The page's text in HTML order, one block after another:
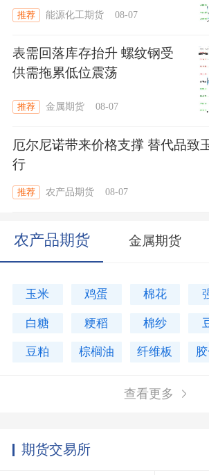
推荐 能源化工期货 08-07
表需回落库存抬升 螺纹钢受
供需拖累低位震荡
推荐 金属期货 08-07
厄尔尼诺带来价格支撑 替代品致
行
推荐 农产品期货 08-07
农产品期货 金属期货
玉米 鸡蛋 棉花
白糖 粳稻 棉纱
豆粕 棕榈油 纤维板
查看更多
期货交易所